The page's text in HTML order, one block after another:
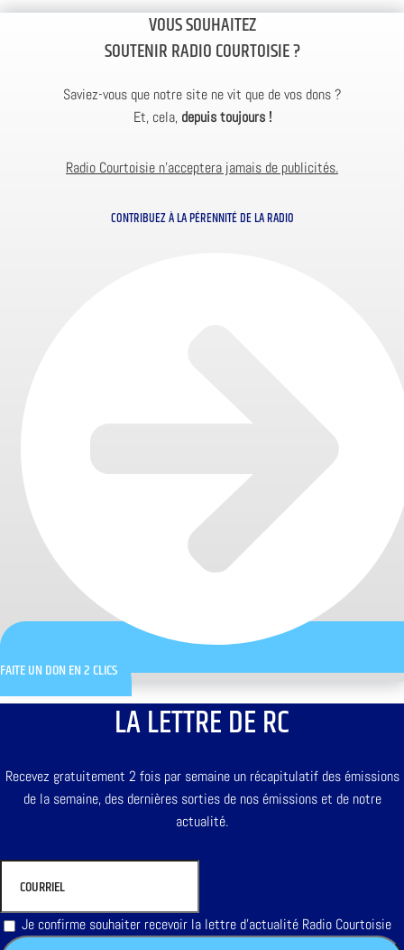
VOUS SOUHAITEZ
SOUTENIR RADIO COURTOISIE ?
Saviez-vous que notre site ne vit que de vos dons ?
Et, cela, depuis toujours !
Radio Courtoisie n’acceptera jamais de publicités.
CONTRIBUEZ À LA PÉRENNITÉ DE LA RADIO
FAITE UN DON EN 2 CLICS
LA LETTRE DE RC
Recevez gratuitement 2 fois par semaine un récapitulatif des émissions
de la semaine, des dernières sorties de nos émissions et de notre
actualité.
Je confirme souhaiter recevoir la lettre d'actualité Radio Courtoisie